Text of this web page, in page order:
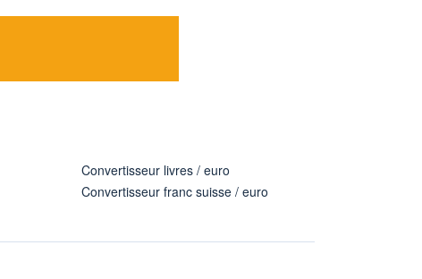
Convertisseur livres / euro
Convertisseur franc suisse / euro